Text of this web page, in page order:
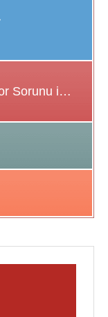
Google Chrome Yavaş Çalışıyor Sorunu için Çözüm Önerileri